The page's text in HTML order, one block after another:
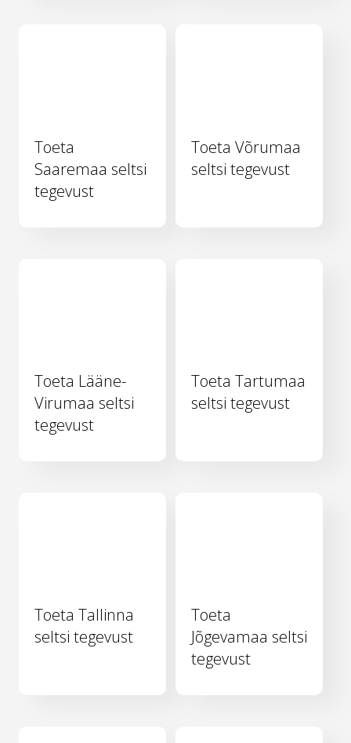
Toeta
Saaremaa seltsi
tegevust
Toeta Võrumaa
seltsi tegevust
Toeta Lääne-
Virumaa seltsi
tegevust
Toeta Tartumaa
seltsi tegevust
Toeta Tallinna
seltsi tegevust
Toeta
Jõgevamaa seltsi
tegevust